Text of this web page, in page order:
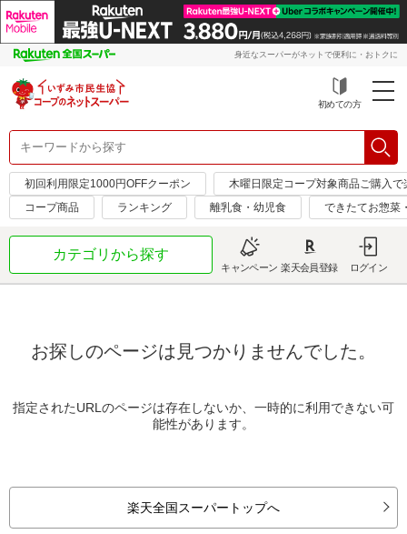
身近なスーパーがネットで便利に・おトクに
初めての方
初回利用限定1000円OFFクーポン
木曜日限定コープ対象商品ご購入
コープ商品
ランキング 離乳食・幼児食 できたてお惣菜
カテゴリから探す
キャンペーン 楽天会員登録 ログイン
お探しのページは見つかりませんでした。
指定されたURLのページは存在しないか、一時的に利用できない可
能性があります。
楽天全国スーパートップへ